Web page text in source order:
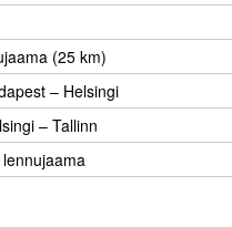
(25 km)
– Helsingi
– Tallinn